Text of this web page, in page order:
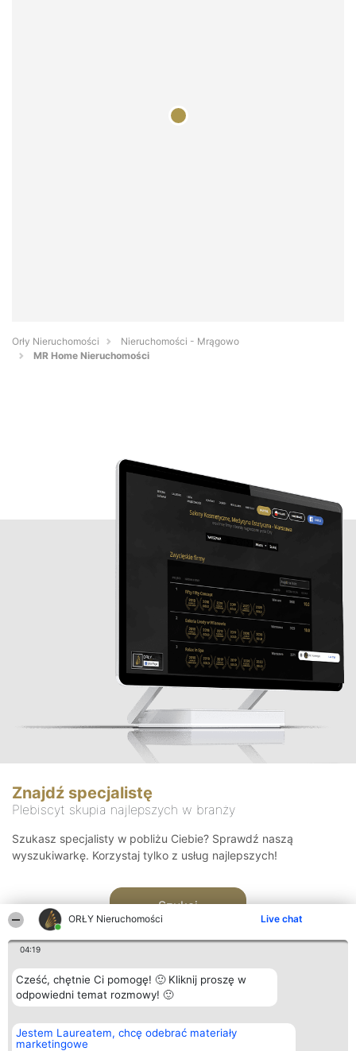
ORŁY Nieruchomości Live chat
04:19
Cześć, chętnie Ci pomogę! 🙂 Kliknij proszę w
odpowiedni temat rozmowy! 🙂
Jestem Laureatem, chcę odebrać materiały
marketingowe
Orły Nieruchomości
Nieruchomości - Mrągowo
MR Home Nieruchomości
Znajdź specjalistę
Plebiscyt skupia najlepszych w branży
Szukasz specjalisty w pobliżu Ciebie? Sprawdź naszą
wyszukiwarkę. Korzystaj tylko z usług najlepszych!
Szukaj
Organizator plebiscytu
Bright Side Solutions sp. z o.
o. sp. k.
Plebiscyt
Laureaci
Kontakt
Kontakt